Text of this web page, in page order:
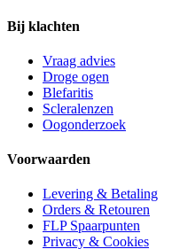
Bij klachten
Vraag advies
Droge ogen
Blefaritis
Scleralenzen
Oogonderzoek
Voorwaarden
Levering & Betaling
Orders & Retouren
FLP Spaarpunten
Privacy & Cookies